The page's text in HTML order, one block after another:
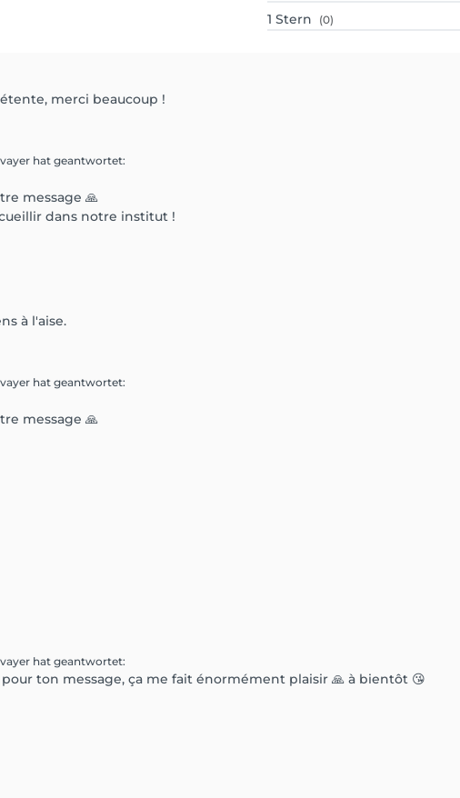
1 Stern (0)
merci beaucoup !
hat geantwortet:
message 🙏
dans notre institut !
à l'aise.
hat geantwortet:
message 🙏
hat geantwortet:
ton message, ça me fait énormément plaisir 🙏 à bientôt 😘